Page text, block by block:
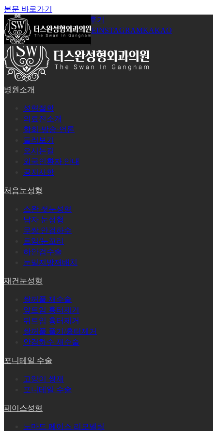
본문 바로가기
공지사항
시술후기
로그인회원가입YOUTUBEINSTAGRAMKAKAO
병원소개
성형철학
의료진소개
학회·방송·언론
둘러보기
오시는길
외국인환자 안내
공지사항
처음눈성형
스완 첫눈성형
남자 눈성형
무쌍 안검하수
트임/눈꼬리
하안검수술
눈밑지방재배치
재건눈성형
쌍꺼풀 재수술
앞트임 흉터제거
뒤트임 흉터제거
쌍꺼풀 풀기/흉터제거
안검하수 재수술
포니테일 수술
고양이 쌍재
포니테일 수술
페이스성형
노마드 페이스 리모델링